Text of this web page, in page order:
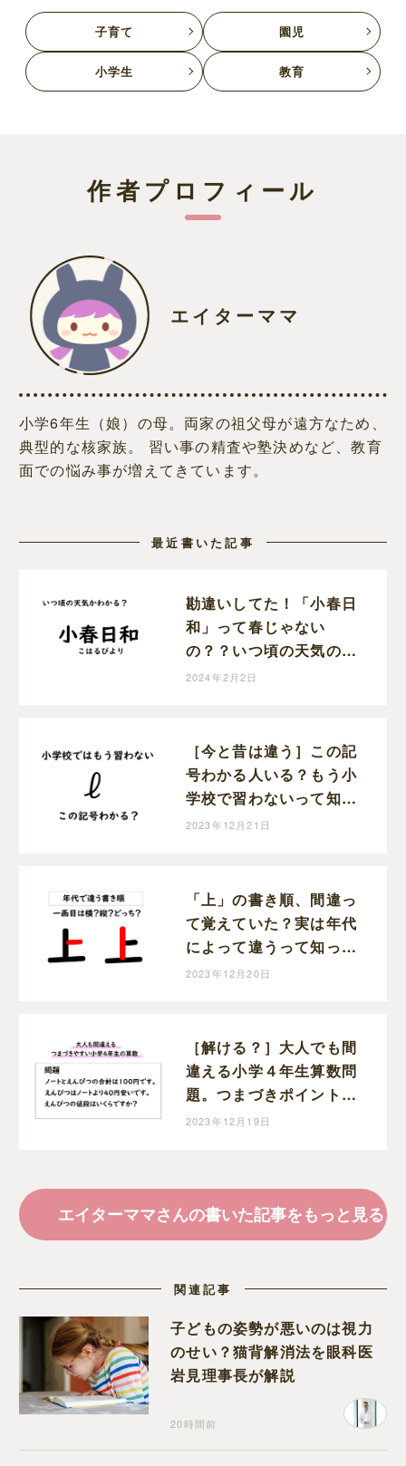
子育て 園児
小学生 教育
作者プロフィール
エイターママ
小学6年生（娘）の母。両家の祖父母が遠方なため、
典型的な核家族。 習い事の精査や塾決めなど、教育
面での悩み事が増えてきています。
最近書いた記事
勘違いしてた！「小春日
和」って春じゃない
の？？いつ頃の天気のこ
とを指すか知ってる？？
2024年2月2日
［今と昔は違う］この記
号わかる人いる？もう小
学校で習わないって知っ
ていましたか？？
2023年12月21日
「上」の書き順、間違っ
て覚えていた？実は年代
によって違うって知って
いましたか？
2023年12月20日
［解ける？］大人でも間
違える小学４年生算数問
題。つまづきポイントと
考え方を覚えて克服しよ
2023年12月19日
エイターママさんの書いた記事をもっと見る
関連記事
子どもの姿勢が悪いのは視力
のせい？猫背解消法を眼科医
岩見理事長が解説
20時間前